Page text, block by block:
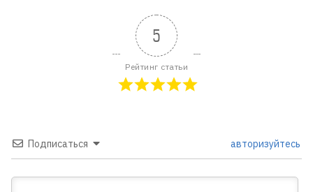
5
Рейтинг статьи
Подписаться авторизуйтесь